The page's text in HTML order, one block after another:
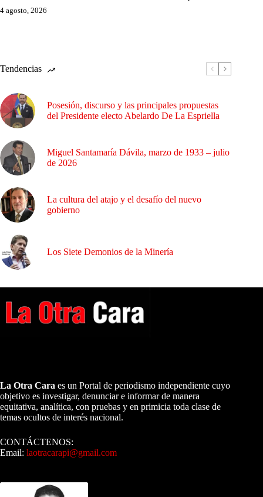
4 agosto, 2026
Tendencias
Posesión, discurso y las principales propuestas
del Presidente electo Abelardo De La Espriella
Miguel Santamaría Dávila, marzo de 1933 – julio
de 2026
La cultura del atajo y el desafío del nuevo
gobierno
Los Siete Demonios de la Minería
La Otra Cara es un Portal de periodismo independiente cuyo
objetivo es investigar, denunciar e informar de manera
equitativa, analítica, con pruebas y en primicia toda clase de
temas ocultos de interés nacional.
CONTÁCTENOS:
Email: laotracarapi@gmail.com